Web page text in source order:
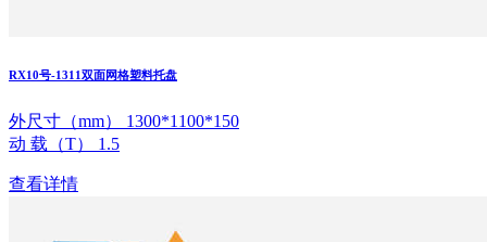
RX10号-1311双面网格塑料托盘
外尺寸（mm） 1300*1100*150
动 载（T） 1.5
查看详情